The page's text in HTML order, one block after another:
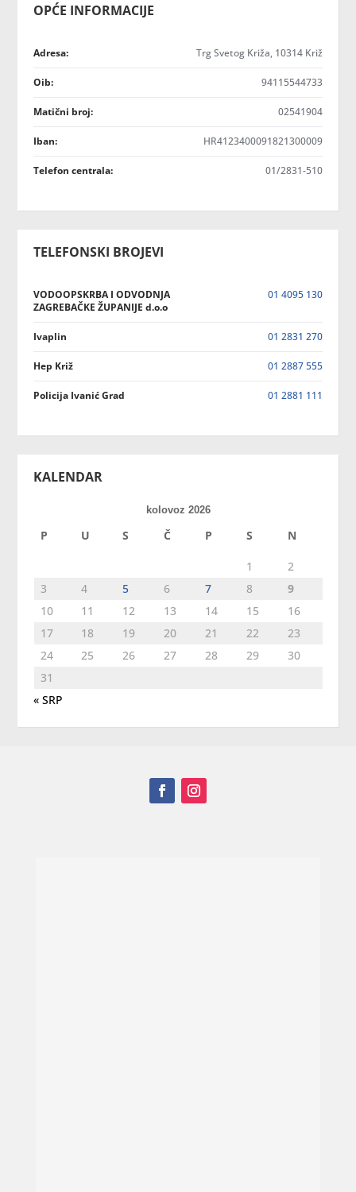
OPĆE INFORMACIJE
Adresa: Trg Svetog Križa, 10314 Križ
Oib: 94115544733
Matični broj: 02541904
Iban: HR4123400091821300009
Telefon centrala: 01/2831-510
TELEFONSKI BROJEVI
VODOOPSKRBA I ODVODNJA
ZAGREBAČKE ŽUPANIJE d.o.o
01 4095 130
Ivaplin 01 2831 270
Hep Križ 01 2887 555
Policija Ivanić Grad 01 2881 111
KALENDAR
kolovoz 2026
P U S Č P S N
1
2
3
4 5 6 7 8
9
10
11 12 13 14 15
16
17
18 19 20 21 22
23
24
25 26 27 28 29
30
31
« SRP